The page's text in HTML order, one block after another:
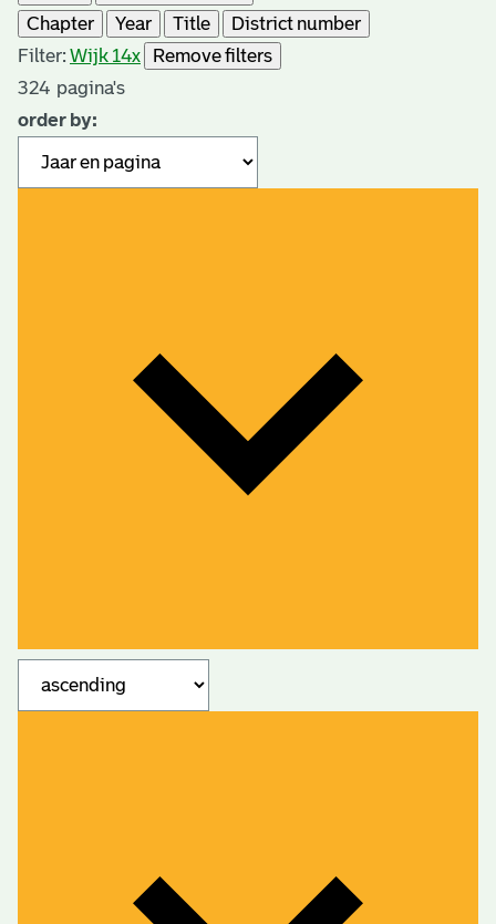
Chapter
Year Title
District number
Filter: Wijk 14x
Remove filters
324 pagina's
order by: